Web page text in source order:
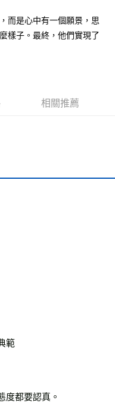
費
而是心中有一個願景，思
樣子。最終，他們實現了
相關推薦
範
度都要認真。